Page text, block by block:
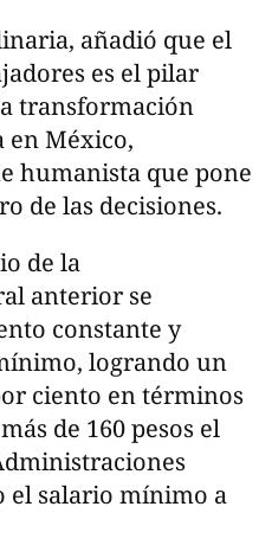
añadió que el
es el pilar
transformación
México,
humanista que pone
de las decisiones.
de la
anterior se
constante y
logrando un
ciento en términos
de 160 pesos el
el salario mínimo a